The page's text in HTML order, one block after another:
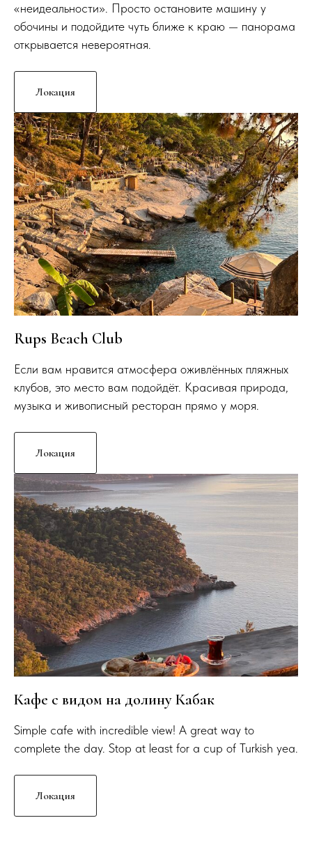
«неидеальности». Просто остановите машину у
обочины и подойдите чуть ближе к краю — панорама
открывается невероятная.
Локация
Rups Beach Club
Если вам нравится атмосфера оживлённых пляжных
клубов, это место вам подойдёт. Красивая природа,
музыка и живописный ресторан прямо у моря.
Локация
Кафе с видом на долину Кабак
Simple cafe with incredible view! A great way to
complete the day. Stop at least for a cup of Turkish yea.
Локация